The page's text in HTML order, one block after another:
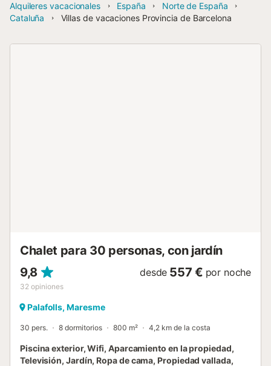
Alquileres vacacionales España
Norte de España
Cataluña
Villas de vacaciones Provincia de Barcelona
Chalet para 30 personas, con jardín
9,8
32 opiniones
desde 557 € por noche
Palafolls, Maresme
30 pers. 8 dormitorios 800 m² 4,2 km de la costa
Piscina exterior, Wifi, Aparcamiento en la propiedad,
Televisión, Jardín, Ropa de cama, Propiedad vallada,